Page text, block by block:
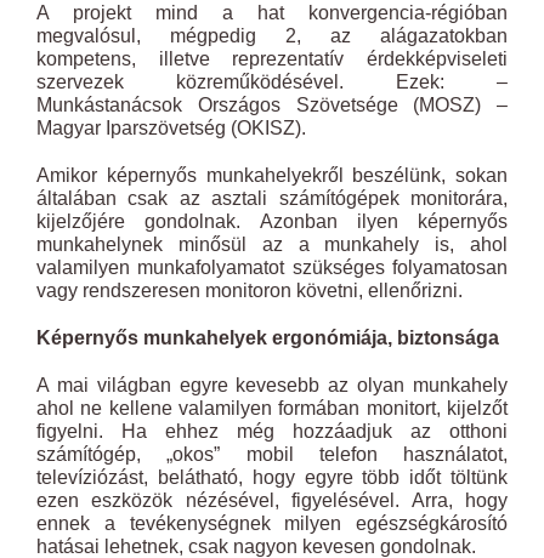
A projekt mind a hat konvergencia-régióban
megvalósul, mégpedig 2, az alágazatokban
kompetens, illetve reprezentatív érdekképviseleti
szervezek közreműködésével. Ezek: –
Munkástanácsok Országos Szövetsége (MOSZ) –
Magyar Iparszövetség (OKISZ).
Amikor képernyős munkahelyekről beszélünk, sokan
általában csak az asztali számítógépek monitorára,
kijelzőjére gondolnak. Azonban ilyen képernyős
munkahelynek minősül az a munkahely is, ahol
valamilyen munkafolyamatot szükséges folyamatosan
vagy rendszeresen monitoron követni, ellenőrizni.
Képernyős munkahelyek ergonómiája, biztonsága
A mai világban egyre kevesebb az olyan munkahely
ahol ne kellene valamilyen formában monitort, kijelzőt
figyelni. Ha ehhez még hozzáadjuk az otthoni
számítógép, „okos” mobil telefon használatot,
televíziózást, belátható, hogy egyre több időt töltünk
ezen eszközök nézésével, figyelésével. Arra, hogy
ennek a tevékenységnek milyen egészségkárosító
hatásai lehetnek, csak nagyon kevesen gondolnak.